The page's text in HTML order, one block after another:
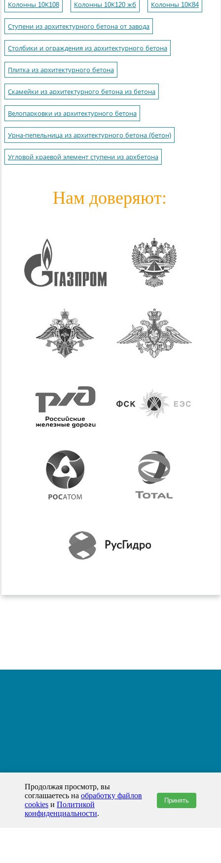
Колонны 10К108 Колонны 10К120 жб Колонны 10К84
Ступени из архитектурного бетона от завода
Столбики и ограждения из архитектурного бетона
Плитка из архитектурного бетона
Скамейки из архитектурного бетона из бетона
Велопарковки из архитектурного бетона
Урна-пепельница из архитектурного бетона (бетон)
Угловой краевой элемент ступени из архбетона
Нам доверяют:
Продолжая просмотр, вы
соглашаетесь на обработку файлов
cookies и Политикой
конфиденциальности.
Принять